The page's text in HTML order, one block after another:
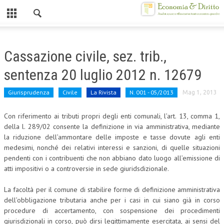
CHI SIAMO
CENTRO STUDI
ATTO COSTITUTIVO E STATUTO
DIREZIONE SCIENTIFICA
ALTA FORMAZIONE
Cassazione civile, sez. trib.,
sentenza 20 luglio 2012 n. 12679
Giurisprudenza Civile La Rivista N. 001 - 05/2013 Mag 1, 2013
Con riferimento ai tributi propri degli enti comunali, l’art. 13, comma 1,
della l. 289/02 consente la definizione in via amministrativa, mediante
la riduzione dell’ammontare delle imposte e tasse dovute agli enti
medesimi, nonché dei relativi interessi e sanzioni, di quelle situazioni
pendenti con i contribuenti che non abbiano dato luogo all’emissione di
atti impositivi o a controversie in sede giuridsdizionale.
La facoltà per il comune di stabilire forme di definizione amministrativa
dell’obbligazione tributaria anche per i casi in cui siano già in corso
procedure di accertamento, con sospensione dei procedimenti
giurisdizionali in corso, può dirsi legittimamente esercitata, ai sensi del